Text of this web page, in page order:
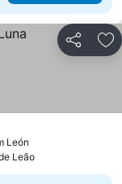
Partilhar
León
Leão